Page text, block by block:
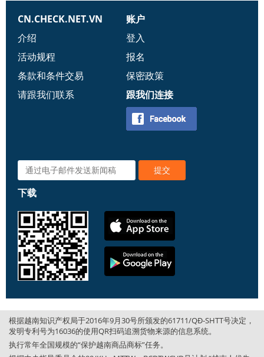
CN.CHECK.NET.VN
介绍
活动规程
条款和条件交易
请跟我们联系
账户
登入
报名
保密政策
跟我们连接
下载
根据越南知识产权局于2016年9月30号所颁发的61711/QĐ-SHTT号决定，
发明专利号为16036的使用QR扫码追溯货物来源的信息系统。
执行常年全国规模的“保护越南商品商标”任务。